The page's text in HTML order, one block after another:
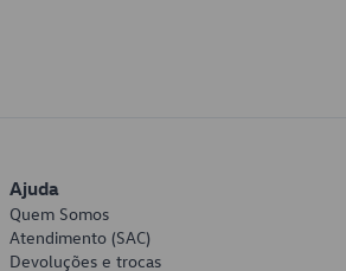
Ajuda
Quem Somos
Atendimento (SAC)
Devoluções e trocas